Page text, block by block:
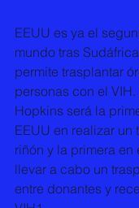
EEUU es ya el
mundo tras
permite trasplantar
personas con el
Hopkins será la
EEUU en realizar un
riñón y la primera en
llevar a cabo un
entre donantes y